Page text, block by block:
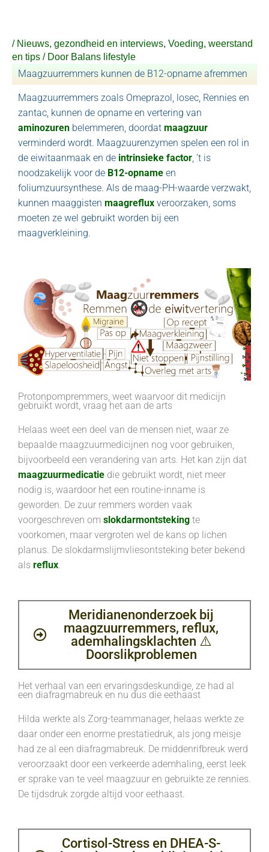
inhoud
/ Nieuws, gezondheid en interviews, Voeding, weerstand
en tips / Door Balans lifestyle
Maagzuurremmers kunnen de B12-opname afremmen
Maagzuurremmers zoals Omeprazol, losec, Rennies en
zantac, kunnen de opname en vertering van
aminozuren belemmeren, doordat maagzuur
verminderd wordt. Maagzuurenzymen spelen een rol in
de eiwitaanmaak en de intrinsieke factor, ’t is
noodzakelijk voor de B12-opname en
foliumzuursynthese. Als de maag-PH-waarde verzwakt,
kunnen maaggisten maagreflux veroorzaken, soms
moeten ze wel gebruikt worden bij een
maagverkleining.
Protonpompremmers, weet waarvoor dit medicijn
gebruikt wordt, vraag het aan de arts
Helaas weet een deel van de mensen niet, waar ze
bepaalde maagzuurmedicijnen nog voor gebruiken,
bijvoorbeeld een verandering van arts. Het kan zijn dat
maagzuurmedicatie die gebruikt wordt, niet meer
nodig is, waardoor het een routine-inname is
geworden. De zuur remmers worden vaak
voorgeschreven om slokdarmontsteking te
voorkomen, maar vergroten wel de kans op lichen
planus. De slokdarmslijmvliesontsteking beter bekend
als reflux.
Meridianenonderzoek bij
maagzuurremmers, reflux,
ademhalingsklachten ⚠️
Doorslikproblemen
Het verhaal van een ervaringsdeskundige, ze had al
een diafragmabreuk en nu dus die eethaast
Hilda werkte als Zorg-teammanager, helaas werkte ze
daar onder een enorme prestatiedruk, als jong meisje
had ze al een diafragmabreuk. De middenrifbreuk werd
veroorzaakt door een verkeerde ademhaling, eerst leek
er sprake van te veel maagzuur en gebruikte ze rennies.
De tijdsdruk zorgde altijd voor eethaast.
Cortisol-Stress en DHEA-S-